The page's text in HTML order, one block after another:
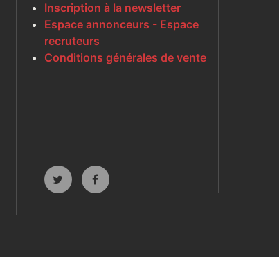
Inscription à la newsletter
Espace annonceurs - Espace
recruteurs
Conditions générales de vente